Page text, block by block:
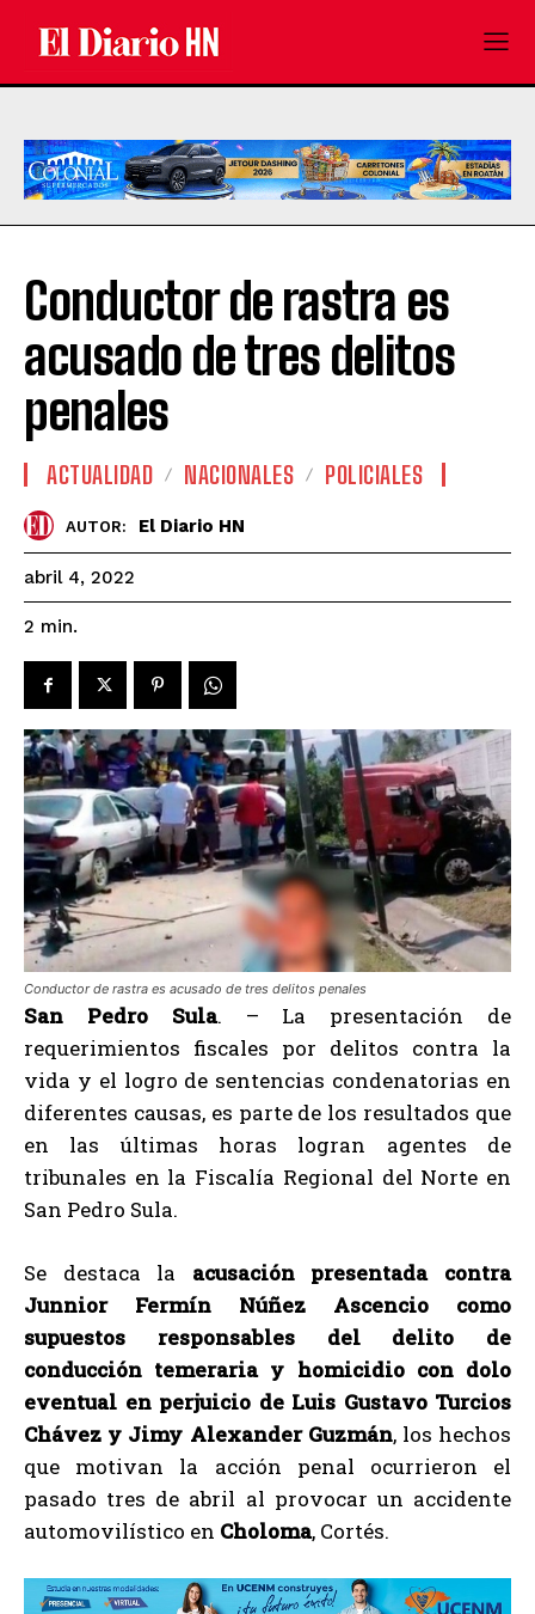
Conductor de rastra es
acusado de tres delitos
penales
ACTUALIDAD NACIONALES POLICIALES
AUTOR: El Diario HN
abril 4, 2022
2 min.
Conductor de rastra es acusado de tres delitos penales
San Pedro Sula. – La presentación de
requerimientos fiscales por delitos contra la
vida y el logro de sentencias condenatorias en
diferentes causas, es parte de los resultados que
en las últimas horas logran agentes de
tribunales en la Fiscalía Regional del Norte en
San Pedro Sula.
Se destaca la acusación presentada contra
Junnior Fermín Núñez Ascencio como
supuestos responsables del delito de
conducción temeraria y homicidio con dolo
eventual en perjuicio de Luis Gustavo Turcios
Chávez y Jimy Alexander Guzmán, los hechos
que motivan la acción penal ocurrieron el
pasado tres de abril al provocar un accidente
automovilístico en Choloma, Cortés.